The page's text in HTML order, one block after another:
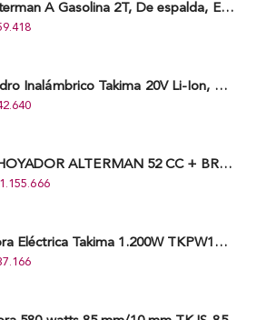
Guadaña Alterman A Gasolina 2T, De espalda, Eje Flexible, 43Cc, Xbc43B-I
Combo taladro Inalámbrico Takima 20V Li-Ion, Tklcd-20. + Polichadora Takima 7″ 1.200W, Tksp-180-D.
COMBO AHOYADOR ALTERMAN 52 CC + BROCA DE 20 CM X 80 CM + BROCA DE 15 CM X 80 CM
1.155.666
Hidrolavadora Eléctrica Takima 1.200W TKPW1200-13